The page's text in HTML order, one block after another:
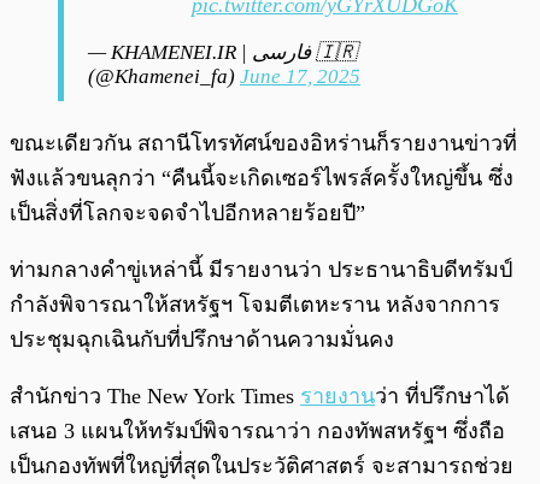
pic.twitter.com/yGYrXUDGoK
— KHAMENEI.IR | فارسی 🇮🇷
(@Khamenei_fa) June 17, 2025
ขณะเดียวกัน สถานีโทรทัศน์ของอิหร่านก็รายงานข่าวที่
ฟังแล้วขนลุกว่า “คืนนี้จะเกิดเซอร์ไพรส์ครั้งใหญ่ขึ้น ซึ่ง
เป็นสิ่งที่โลกจะจดจำไปอีกหลายร้อยปี”
ท่ามกลางคำขู่เหล่านี้ มีรายงานว่า ประธานาธิบดีทรัมป์
กำลังพิจารณาให้สหรัฐฯ โจมตีเตหะราน หลังจากการ
ประชุมฉุกเฉินกับที่ปรึกษาด้านความมั่นคง
สำนักข่าว The New York Times รายงานว่า ที่ปรึกษาได้
เสนอ 3 แผนให้ทรัมป์พิจารณาว่า กองทัพสหรัฐฯ ซึ่งถือ
เป็นกองทัพที่ใหญ่ที่สุดในประวัติศาสตร์ จะสามารถช่วย